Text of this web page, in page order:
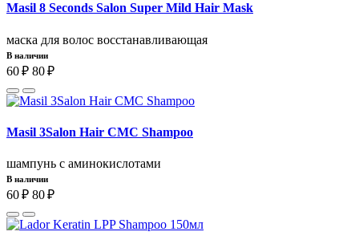
Masil 8 Seconds Salon Super Mild Hair Mask
маска для волос восстанавливающая
В наличии
60 ₽ 80 ₽
Masil 3Salon Hair CMC Shampoo
шампунь с аминокислотами
В наличии
60 ₽ 80 ₽